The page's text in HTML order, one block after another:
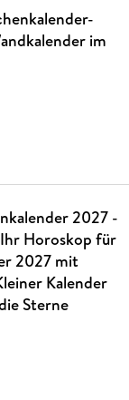
im
2027 -
Horoskop für
2027 mit
Kalender
Sterne